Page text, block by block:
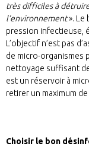
très difficiles à
l’environnement». Le
pression infectieuse,
L’objectif n’est pas
de micro-organismes
nettoyage suffisant
est un réservoir à
retirer un maximum
Choisir le bon